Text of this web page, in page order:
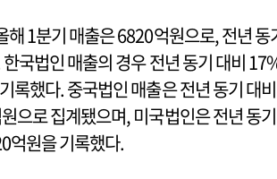
해 1분기 매출은 6820억원으로, 전년 동
국법인 매출의 경우 전년 동기 대비
록했다. 중국법인 매출은 전년 동기 대비
으로 집계됐으며, 미국법인은 전년 동기
억원을 기록했다.